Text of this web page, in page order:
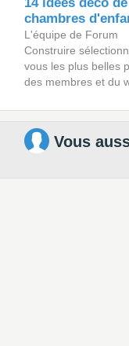
chambres
L'équipe de Forum
Construire
vous les plus belles
des membres et du
Vous